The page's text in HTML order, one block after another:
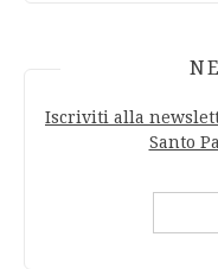
Iscriviti alla
Santo